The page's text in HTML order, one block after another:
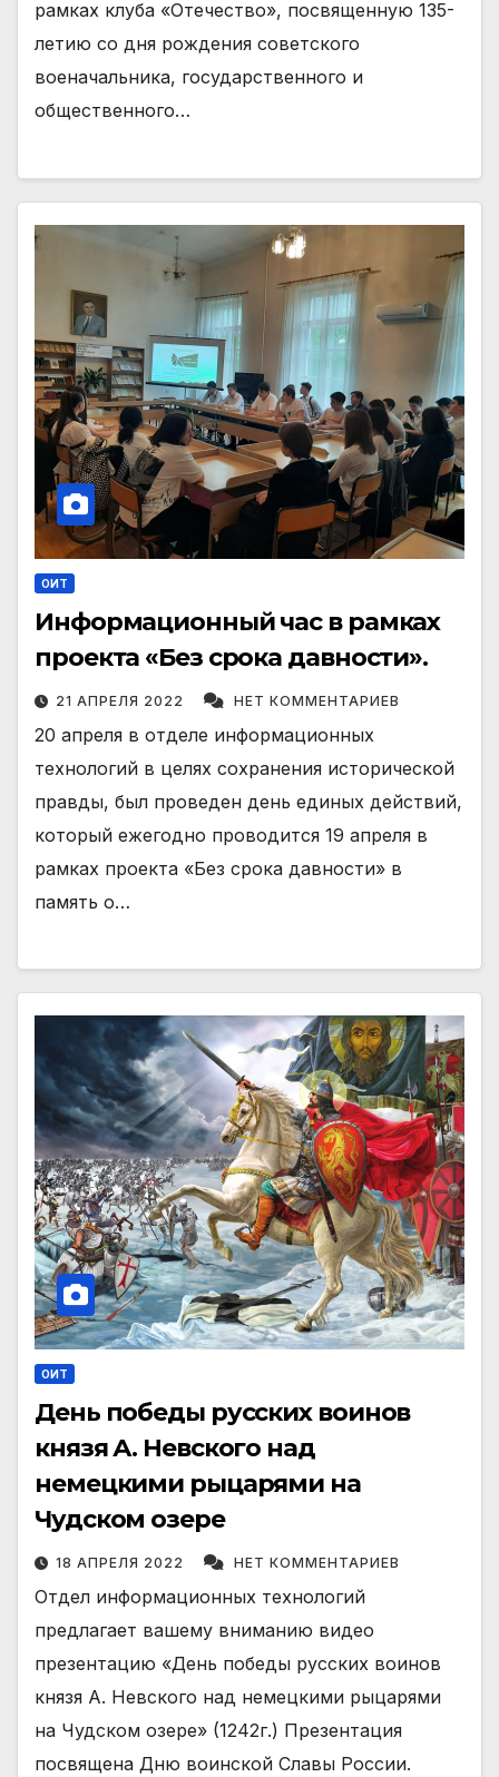
рамках клуба «Отечество», посвященную 135-
летию со дня рождения советского
военачальника, государственного и
общественного…
ОИТ
Информационный час в рамках
проекта «Без срока давности».
21 АПРЕЛЯ 2022 НЕТ КОММЕНТАРИЕВ
20 апреля в отделе информационных
технологий в целях сохранения исторической
правды, был проведен день единых действий,
который ежегодно проводится 19 апреля в
рамках проекта «Без срока давности» в
память о…
ОИТ
День победы русских воинов
князя А. Невского над
немецкими рыцарями на
Чудском озере
18 АПРЕЛЯ 2022 НЕТ КОММЕНТАРИЕВ
Отдел информационных технологий
предлагает вашему вниманию видео
презентацию «День победы русских воинов
князя А. Невского над немецкими рыцарями
на Чудском озере» (1242г.) Презентация
посвящена Дню воинской Славы России.